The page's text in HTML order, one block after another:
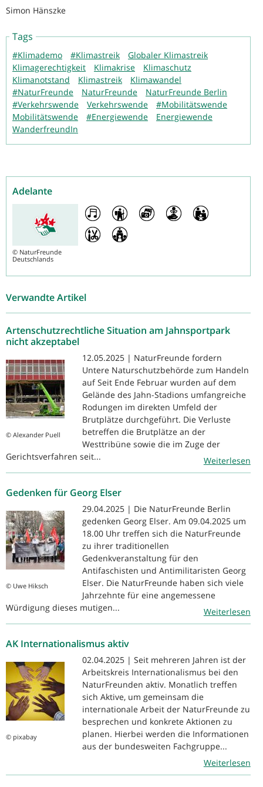
Simon Hänszke
Tags
#Klimademo #Klimastreik
Globaler Klimastreik
Klimagerechtigkeit
Klimakrise
Klimaschutz
Klimanotstand
Klimastreik
Klimawandel
#NaturFreunde
NaturFreunde
NaturFreunde Berlin
#Verkehrswende
Verkehrswende
#Mobilitätswende
Mobilitätswende
#Energiewende
Energiewende
WanderfreundIn
Adelante
© NaturFreunde
Deutschlands
Verwandte Artikel
Artenschutzrechtliche Situation am Jahnsportpark
nicht akzeptabel
© Alexander Puell
12.05.2025 | NaturFreunde fordern
Untere Naturschutzbehörde zum Handeln
auf Seit Ende Februar wurden auf dem
Gelände des Jahn-Stadions umfangreiche
Rodungen im direkten Umfeld der
Brutplätze durchgeführt. Die Verluste
betreffen die Brutplätze an der
Westtribüne sowie die im Zuge der
Gerichtsverfahren seit...
Weiterlesen
Gedenken für Georg Elser
© Uwe Hiksch
29.04.2025 | Die NaturFreunde Berlin
gedenken Georg Elser. Am 09.04.2025 um
18.00 Uhr treffen sich die NaturFreunde
zu ihrer traditionellen
Gedenkveranstaltung für den
Antifaschisten und Antimilitaristen Georg
Elser. Die NaturFreunde haben sich viele
Jahrzehnte für eine angemessene
Würdigung dieses mutigen...
Weiterlesen
AK Internationalismus aktiv
© pixabay
02.04.2025 | Seit mehreren Jahren ist der
Arbeitskreis Internationalismus bei den
NaturFreunden aktiv. Monatlich treffen
sich Aktive, um gemeinsam die
internationale Arbeit der NaturFreunde zu
besprechen und konkrete Aktionen zu
planen. Hierbei werden die Informationen
aus der bundesweiten Fachgruppe...
Weiterlesen